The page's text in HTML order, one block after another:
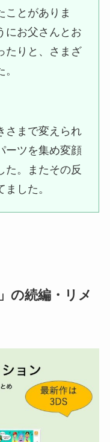
ことがありま
にお父さんとお
たりと、さまざ
さまで変えられ
ーツを集め変顔
た。またその反
した。
の続編・リメ